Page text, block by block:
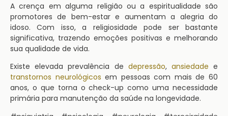
A crença em alguma religião ou a espiritualidade são
promotores de bem-estar e aumentam a alegria do
idoso. Com isso, a religiosidade pode ser bastante
significativa, trazendo emoções positivas e melhorando
sua qualidade de vida.
Existe elevada prevalência de depressão, ansiedade e
transtornos neurológicos em pessoas com mais de 60
anos, o que torna o check-up como uma necessidade
primária para manutenção da saúde na longevidade.